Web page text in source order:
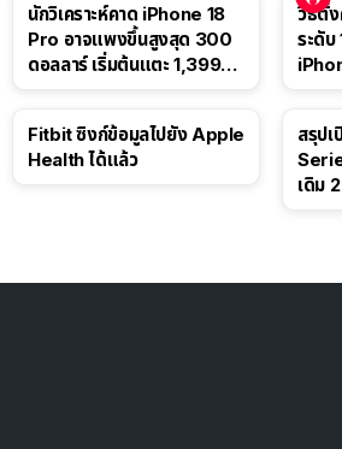
นักวิเคราะห์คาด iPhone 18
Pro อาจแพงขึ้นสูงสุด 300
ดอลลาร์ เริ่มต้นแตะ 1,399
วิธีตั้
ระดั
Fitbit ซิงก์ข้อมูลไปยัง Apple
Health ได้แล้ว
สรุป
เดิม